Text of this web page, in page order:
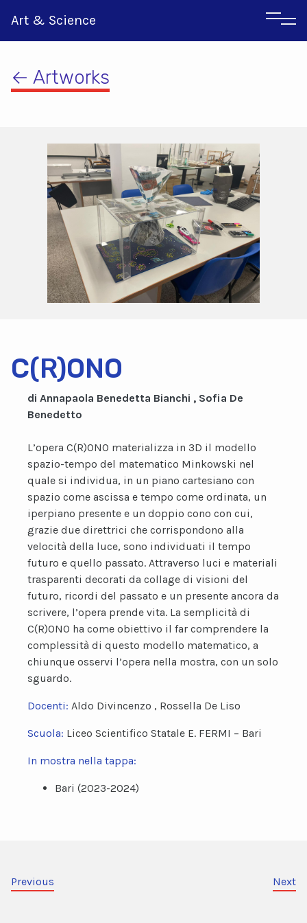
Art & Science
Ιταλικα
← Artworks
C(R)ONO
di Annapaola Benedetta Bianchi , Sofia De
Benedetto
L’opera C(R)ONO materializza in 3D il modello
spazio-tempo del matematico Minkowski nel
quale si individua, in un piano cartesiano con
spazio come ascissa e tempo come ordinata, un
iperpiano presente e un doppio cono con cui,
grazie due direttrici che corrispondono alla
velocità della luce, sono individuati il tempo
futuro e quello passato. Attraverso luci e materiali
trasparenti decorati da collage di visioni del
futuro, ricordi del passato e un presente ancora da
scrivere, l’opera prende vita. La semplicità di
C(R)ONO ha come obiettivo il far comprendere la
complessità di questo modello matematico, a
chiunque osservi l’opera nella mostra, con un solo
sguardo.
Docenti: Aldo Divincenzo , Rossella De Liso
Scuola: Liceo Scientifico Statale E. FERMI – Bari
In mostra nella tappa:
Bari (2023-2024)
Previous Next